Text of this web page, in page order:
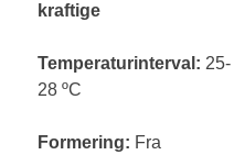
kraftige
Temperaturinterval: 25-
28 ºC
Formering: Fra